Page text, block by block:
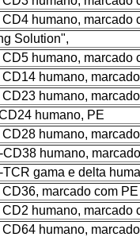
humano, marcado
Solution",
humano, marcado
humano,
humano,
humano, PE
humano,
humano,
gama e delta
marcado com PE
humano, marcado
humano,